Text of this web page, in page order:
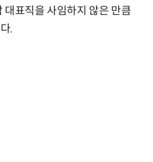
대표직을 사임하지 않은 만큼
.